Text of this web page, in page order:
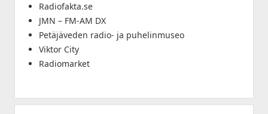
Radiofakta.se
JMN – FM-AM DX
Petäjäveden radio- ja puhelinmuseo
Viktor City
Radiomarket